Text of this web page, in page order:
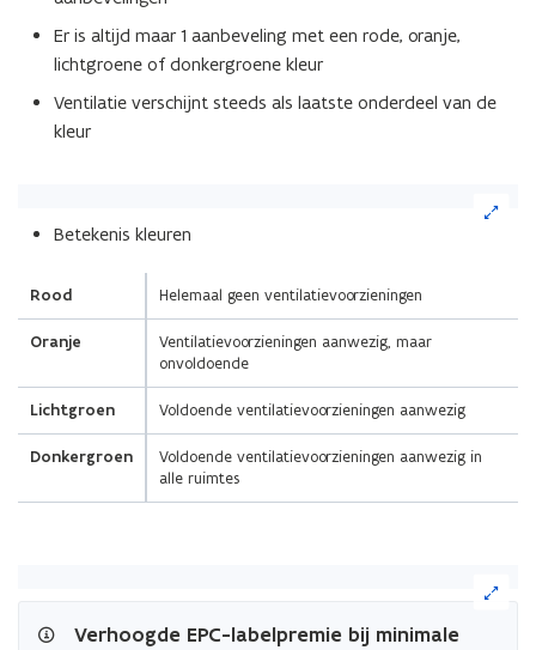
voor
een
vergrote
Er is altijd maar 1 aanbeveling met een rode, oranje,
lichtgroene of donkergroene kleur
Ventilatie verschijnt steeds als laatste onderdeel van de
kleur
Betekenis kleuren
Rood Helemaal geen ventilatievoorzieningen
Oranje
Ventilatievoorzieningen aanwezig, maar
onvoldoende
Lichtgroen Voldoende ventilatievoorzieningen aanwezig
Donkergroen
Voldoende ventilatievoorzieningen aanwezig in
alle ruimtes
Verhoogde EPC-labelpremie bij minimale